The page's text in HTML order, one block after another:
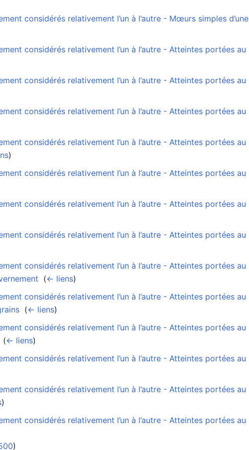
considérés relativement l’un à l’autre - Mœurs simples d’une
considérés relativement l’un à l’autre - Atteintes portées au
considérés relativement l’un à l’autre - Atteintes portées au
considérés relativement l’un à l’autre - Atteintes portées au
considérés relativement l’un à l’autre - Atteintes portées au
)
considérés relativement l’un à l’autre - Atteintes portées au
considérés relativement l’un à l’autre - Atteintes portées au
considérés relativement l’un à l’autre - Atteintes portées au
considérés relativement l’un à l’autre - Atteintes portées au
(← liens)
considérés relativement l’un à l’autre - Atteintes portées au
(← liens)
considérés relativement l’un à l’autre - Atteintes portées au
(← liens)
considérés relativement l’un à l’autre - Atteintes portées au
considérés relativement l’un à l’autre - Atteintes portées au
)
considérés relativement l’un à l’autre - Atteintes portées au
)